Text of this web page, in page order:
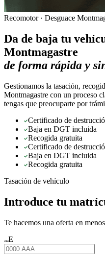
Recomotor · Desguace
Da de baja tu
Montmagastre
de forma rápida y
Gestionamos la tasación,
Montmagastre con un proceso
tengas que preocuparte por
Certificado de
Baja en DGT incluida
Recogida gratuita
Certificado de
Baja en DGT incluida
Recogida gratuita
Tasación de vehículo
Introduce tu
Te hacemos una oferta en
★★★E